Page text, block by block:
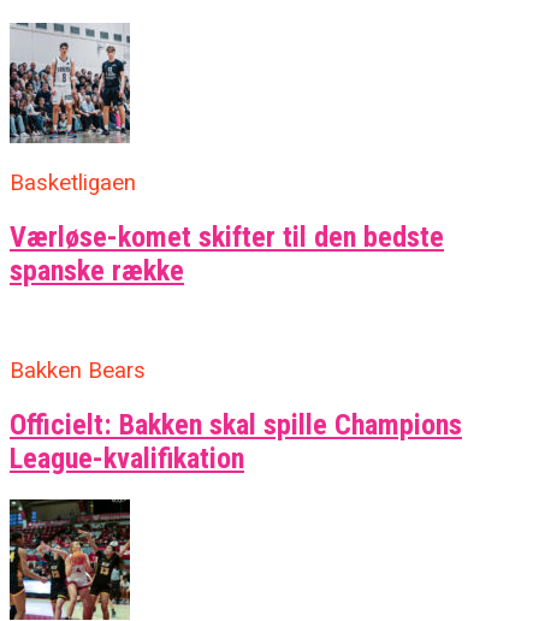
Basketligaen
Værløse-komet skifter til den bedste
spanske række
Bakken Bears
Officielt: Bakken skal spille Champions
League-kvalifikation